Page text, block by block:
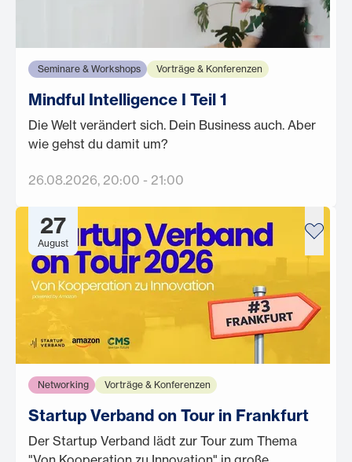
Seminare & Workshops Vorträge & Konferenzen
Mindful Intelligence I Teil 1
Die Welt verändert sich. Dein Business auch. Aber
wie gehst du damit um?
26.08.2026, 20:00 - 21:00
27
August
Networking Vorträge & Konferenzen
Startup Verband on Tour in Frankfurt
Der Startup Verband lädt zur Tour zum Thema